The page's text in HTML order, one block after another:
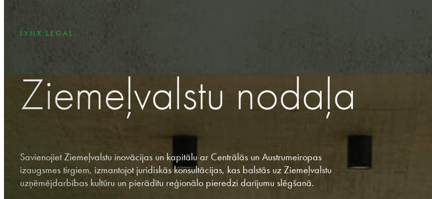
LYNX LEGAL
Ziemeļvalstu nodaļa
Savienojiet Ziemeļvalstu inovācijas un kapitālu ar Centrālās un Austrumeiropas
izaugsmes tirgiem, izmantojot juridiskās konsultācijas, kas balstās uz Ziemeļvalstu
uzņēmējdarbības kultūru un pierādītu reģionālo pieredzi darījumu slēgšanā.